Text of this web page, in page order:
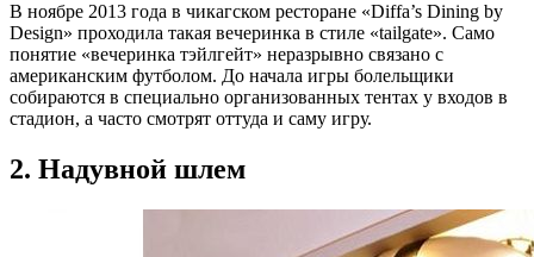
В ноябре 2013 года в чикагском ресторане «Diffa’s Dining by
Design» проходила такая вечеринка в стиле «tailgate». Само
понятие «вечеринка тэйлгейт» неразрывно связано с
американским футболом. До начала игры болельщики
собираются в специально организованных тентах у входов в
стадион, а часто смотрят оттуда и саму игру.
2. Надувной шлем